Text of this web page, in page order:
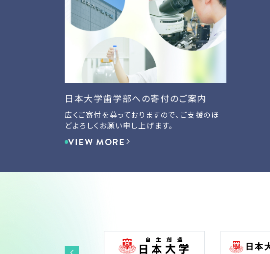
日本大学歯学部への寄付のご案内
広くご寄付を募っておりますので、ご支援のほ
どよろしくお願い申し上げます。
VIEW MORE